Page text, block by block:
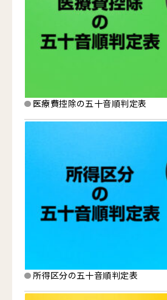
医療費控除の五十音順判定表
所得区分の五十音順判定表